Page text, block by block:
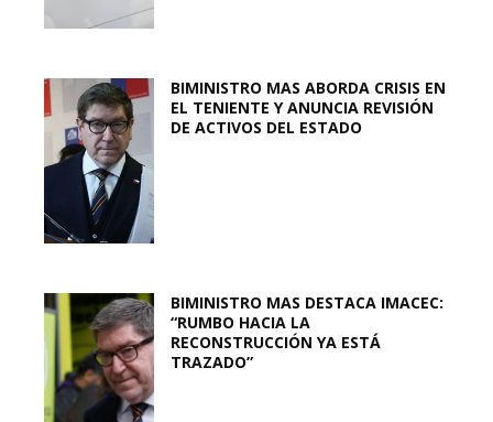
BIMINISTRO MAS ABORDA CRISIS EN
EL TENIENTE Y ANUNCIA REVISIÓN
DE ACTIVOS DEL ESTADO
BIMINISTRO MAS DESTACA IMACEC:
“RUMBO HACIA LA
RECONSTRUCCIÓN YA ESTÁ
TRAZADO”